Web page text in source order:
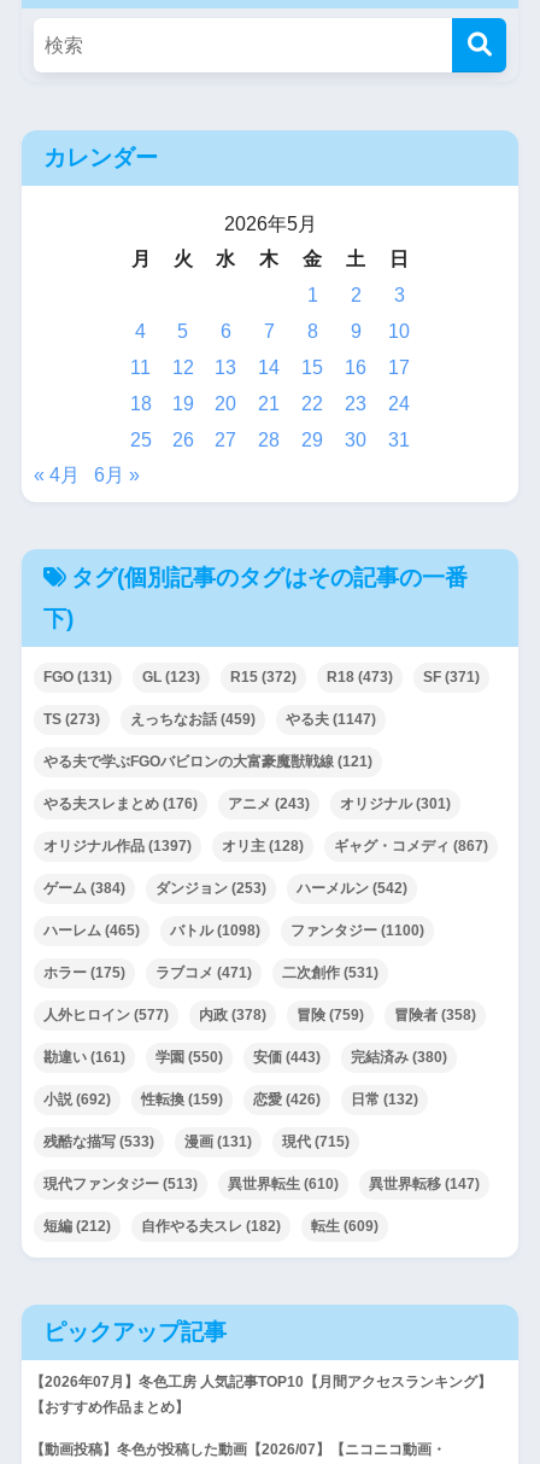
カレンダー
2026年5月
月
火 水 木 金 土
日
1
2
3
4
5 6 7 8 9
10
11
12 13 14 15 16
17
18
19 20 21 22 23
24
25
26 27 28 29 30
31
« 4月
6月 »
タグ(個別記事のタグはその記事の一番
下)
FGO(131) GL(123) R15(372) R18(473) SF(371)
TS(273) えっちなお話(459) やる夫(1147)
やる夫で学ぶFGOバビロンの大富豪魔獣戦線(121)
やる夫スレまとめ(176) アニメ (243) オリジナル(301)
オリジナル作品(1397) オリ主(128) ギャグ・コメディ (867)
ゲーム (384) ダンジョン(253) ハーメルン(542)
ハーレム (465) バトル(1098) ファンタジー(1100)
ホラー(175) ラブコメ (471) 二次創作(531)
人外ヒロイン(577) 内政(378) 冒険(759) 冒険者(358)
勘違い(161) 学園 (550) 安価(443) 完結済み(380)
小説(692) 性転換(159) 恋愛(426) 日常 (132)
残酷な描写(533) 漫画(131) 現代(715)
現代ファンタジー(513) 異世界転生(610) 異世界転移(147)
短編(212) 自作やる夫スレ (182) 転生(609)
ピックアップ記事
【2026年07月】冬色工房 人気記事TOP10【月間アクセスランキング】
【おすすめ作品まとめ】
【動画投稿】冬色が投稿した動画【2026/07】【ニコニコ動画・